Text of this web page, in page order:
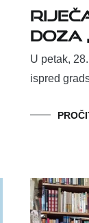
doza
U petak,
ispred